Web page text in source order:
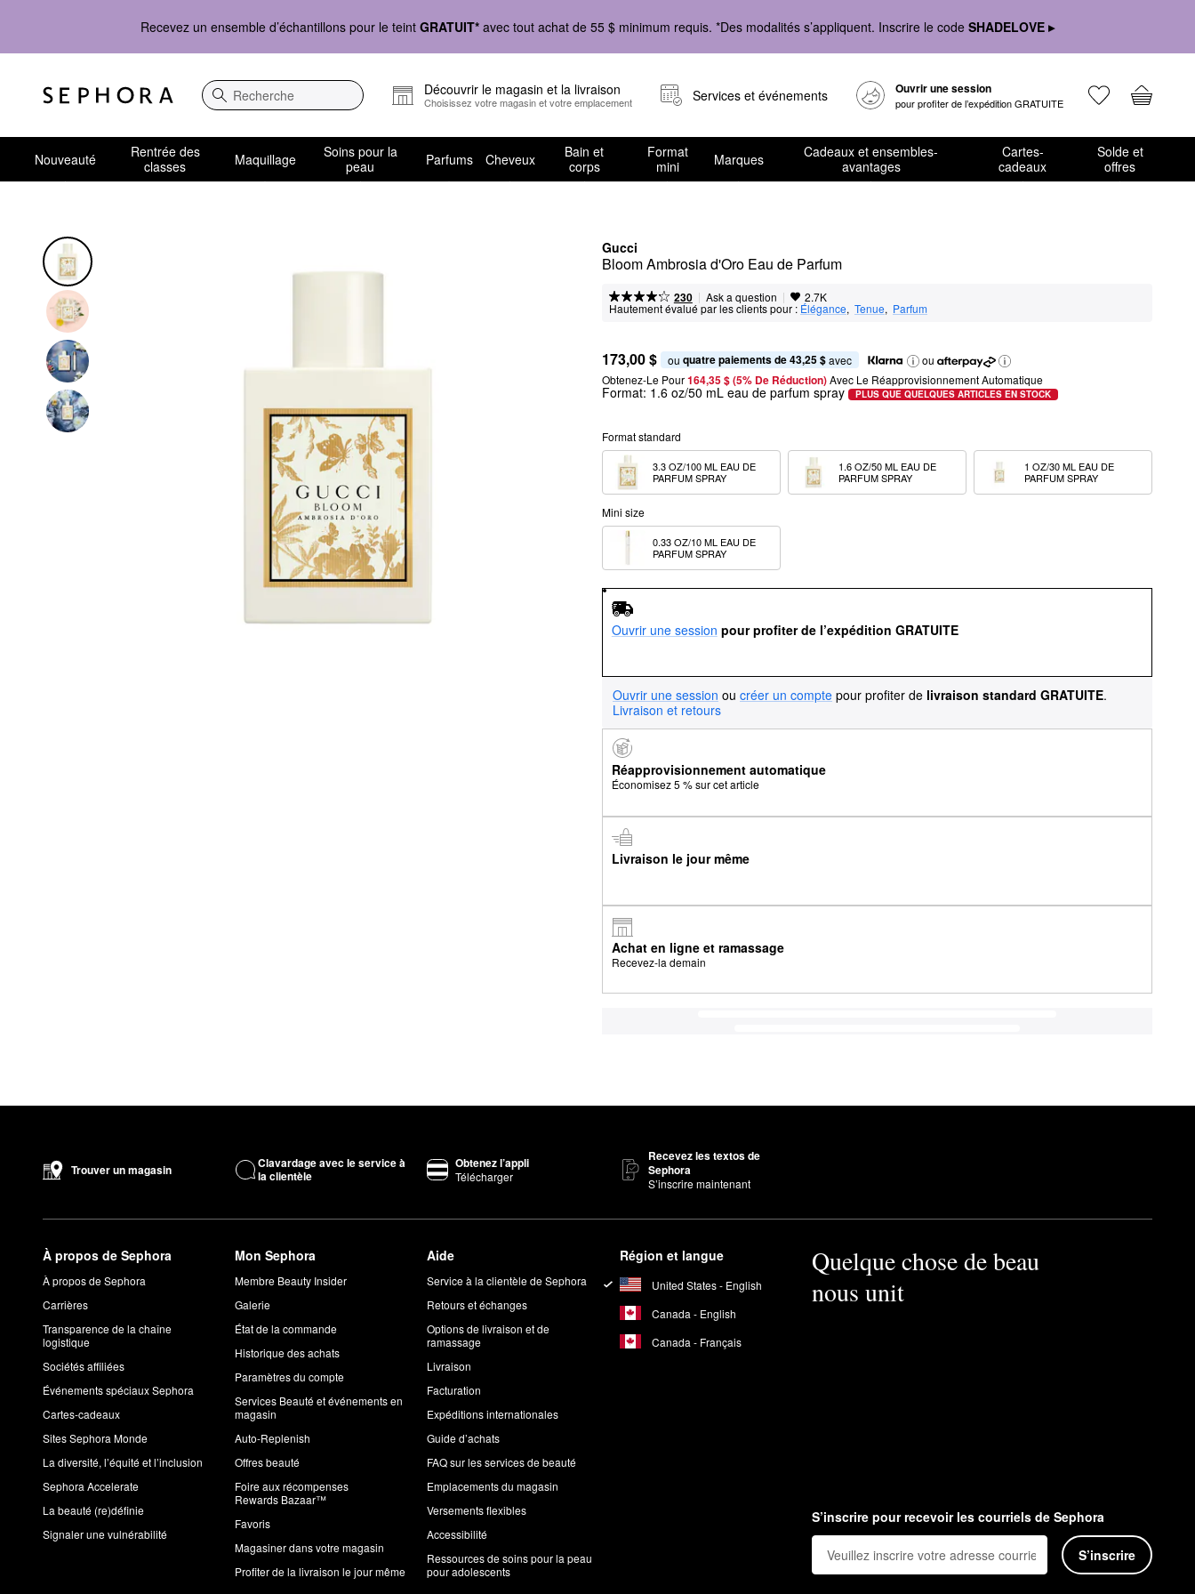
Recevez un ensemble d’échantillons pour le teint GRATUIT* avec tout achat de 55 $ minimum requis. *Des modalités s’appliquent. Inscrire le code SHADELOVE ▸
Recherche
Découvrir le magasin et la livraison
Choisissez votre magasin et votre emplacement Services et événements Ouvrir une session
pour profiter de l’expédition GRATUITE
Nouveauté
Rentrée des
classes
Maquillage
Soins pour la
peau
Parfums Cheveux
Bain et
corps
Format
mini
Marques
Cadeaux et ensembles-
avantages
Cartes-
cadeaux
Solde et
offres
Gucci
Bloom Ambrosia d'Oro Eau de Parfum
230 | Ask a question | 2.7K
Hautement évalué par les clients pour : Élégance, Tenue, Parfum
173,00 $ ou quatre paiements de 43,25 $ avec
ou
Obtenez-Le Pour164,35 $ (5% De Réduction) Avec Le Réapprovisionnement Automatique
Format: 1.6 oz/50 mL eau de parfum spray PLUS QUE QUELQUES ARTICLES EN STOCK
Format standard
3.3 OZ/100 ML EAU DE
PARFUM SPRAY
1.6 OZ/50 ML EAU DE
PARFUM SPRAY
1 OZ/30 ML EAU DE
PARFUM SPRAY
Mini size
0.33 OZ/10 ML EAU DE
PARFUM SPRAY
Ouvrir une session pour profiter de l’expédition GRATUITE
Ouvrir une session ou créer un compte pour profiter de livraison standard GRATUITE.
Livraison et retours
Réapprovisionnement automatique
Économisez 5 % sur cet article
Livraison le jour même
Achat en ligne et ramassage
Recevez-la demain
Trouver un magasin
Clavardage avec le service à
la clientèle
Obtenez l’appli
Télécharger
Recevez les textos de
Sephora
S’inscrire maintenant
À propos de Sephora
À propos de Sephora
Carrières
Transparence de la chaîne
logistique
Sociétés affiliées
Événements spéciaux Sephora
Cartes-cadeaux
Sites Sephora Monde
La diversité, l’équité et l’inclusion
Sephora Accelerate
La beauté (re)définie
Signaler une vulnérabilité
Mon Sephora
Membre Beauty Insider
Galerie
État de la commande
Historique des achats
Paramètres du compte
Services Beauté et événements en
magasin
Auto-Replenish
Offres beauté
Foire aux récompenses
Rewards Bazaar™
Favoris
Magasiner dans votre magasin
Profiter de la livraison le jour même
Aide
Service à la clientèle de Sephora
Retours et échanges
Options de livraison et de
ramassage
Livraison
Facturation
Expéditions internationales
Guide d’achats
FAQ sur les services de beauté
Emplacements du magasin
Versements flexibles
Accessibilité
Ressources de soins pour la peau
pour adolescents
Région et langue
United States - English
Canada - English
Canada - Français
Quelque chose de beau
nous unit
S’inscrire pour recevoir les courriels de Sephora
S’inscrire